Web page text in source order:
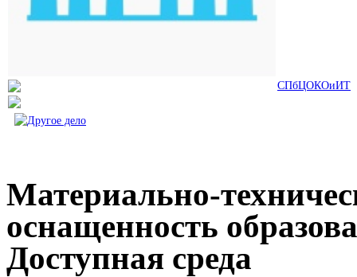
СПбЦОКОиИТ
Материально-
оснащенность
Доступная среда